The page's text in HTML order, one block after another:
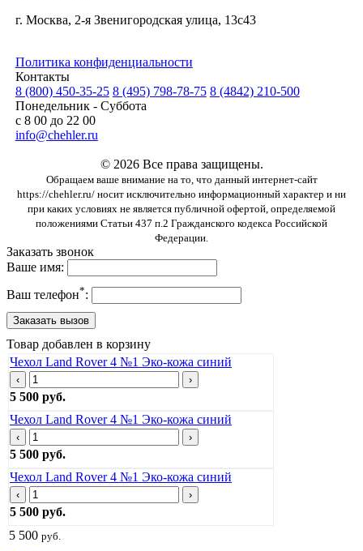
г. Москва, 2-я Звенигородская улица, 13с43
Политика конфиденциальности
Контакты
8 (800) 450-35-25 8 (495) 798-78-75 8 (4842) 210-500
Понедельник - Суббота
с 8 00 до 22 00
info@chehler.ru
© 2026 Все права защищены.
Обращаем ваше внимание на то, что данный интернет-сайт
https://chehler.ru/ носит исключительно информационный характер и ни
при каких условиях не является публичной офертой, определяемой
положениями Статьи 437 п.2 Гражданского кодекса Российской
Федерации.
Заказать звонок
Ваше имя:
Ваш телефон*:
Товар добавлен в корзину
Чехол Land Rover 4 №1 Эко-кожа синий
‹ ›
5 500 руб.
Чехол Land Rover 4 №1 Эко-кожа синий
‹ ›
5 500 руб.
Чехол Land Rover 4 №1 Эко-кожа синий
‹ ›
5 500 руб.
5 500 руб.